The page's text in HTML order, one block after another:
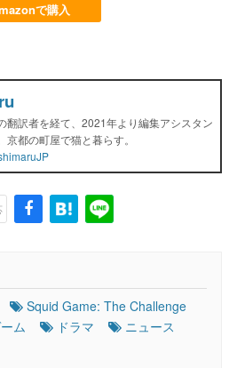
で購入
翻訳者を経て、2021年より編集アシスタン
京都の町屋で猫と暮らす。
Squid Game: The Challenge
ム ドラマ
ニュース